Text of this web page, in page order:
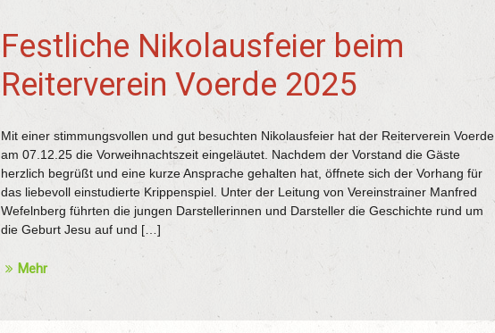
Festliche Nikolausfeier beim
Reiterverein Voerde 2025
Mit einer stimmungsvollen und gut besuchten Nikolausfeier hat der Reiterverein Voerde
am 07.12.25 die Vorweihnachtszeit eingeläutet. Nachdem der Vorstand die Gäste
herzlich begrüßt und eine kurze Ansprache gehalten hat, öffnete sich der Vorhang für
das liebevoll einstudierte Krippenspiel. Unter der Leitung von Vereinstrainer Manfred
Wefelnberg führten die jungen Darstellerinnen und Darsteller die Geschichte rund um
die Geburt Jesu auf und […]
Mehr